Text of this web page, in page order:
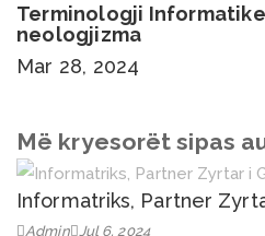
Terminologji
neologjizma
Mar 28, 2024
Më kryesorët sipas
Informatriks, Partner
Admin Jul 6, 2024